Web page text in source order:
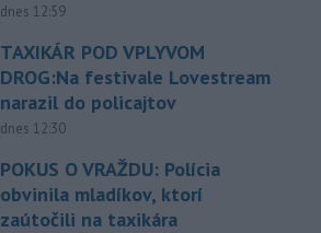
dnes 12:59
TAXIKÁR POD VPLYVOM
DROG:Na festivale Lovestream
narazil do policajtov
dnes 12:30
POKUS O VRAŽDU: Polícia
obvinila mladíkov, ktorí
zaútočili na taxikára